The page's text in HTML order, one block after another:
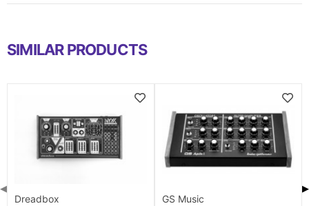
SIMILAR PRODUCTS
Dreadbox GS Music
◀ ▶